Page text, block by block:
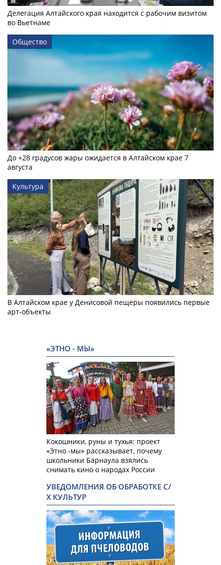
Делегация Алтайского края находится с рабочим визитом
во Вьетнаме
Общество
До +28 градусов жары ожидается в Алтайском крае 7
августа
Культура
В Алтайском крае у Денисовой пещеры появились первые
арт-объекты
«ЭТНО - МЫ»
Кокошники, руны и тухья: проект
«Этно -мы» рассказывает, почему
школьники Барнаула взялись
снимать кино о народах России
УВЕДОМЛЕНИЯ ОБ ОБРАБОТКЕ С/
Х КУЛЬТУР